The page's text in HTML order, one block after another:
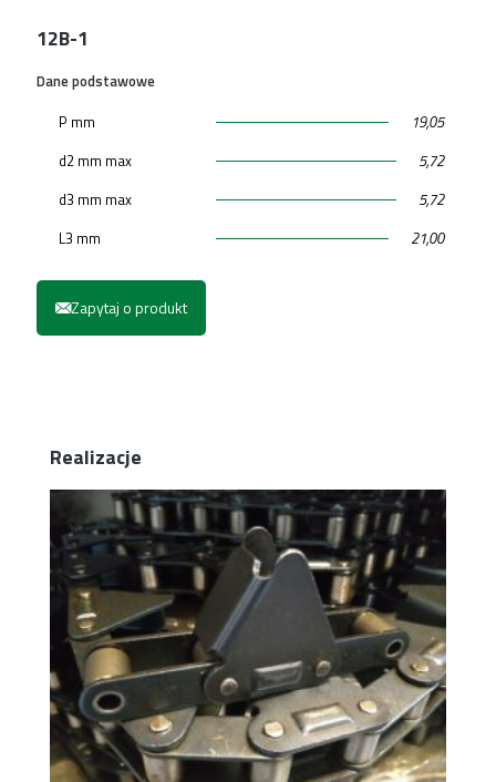
12B-1
Dane podstawowe
P mm
19,05
d2 mm max
5,72
d3 mm max
5,72
L3 mm
21,00
Zapytaj o produkt
Realizacje